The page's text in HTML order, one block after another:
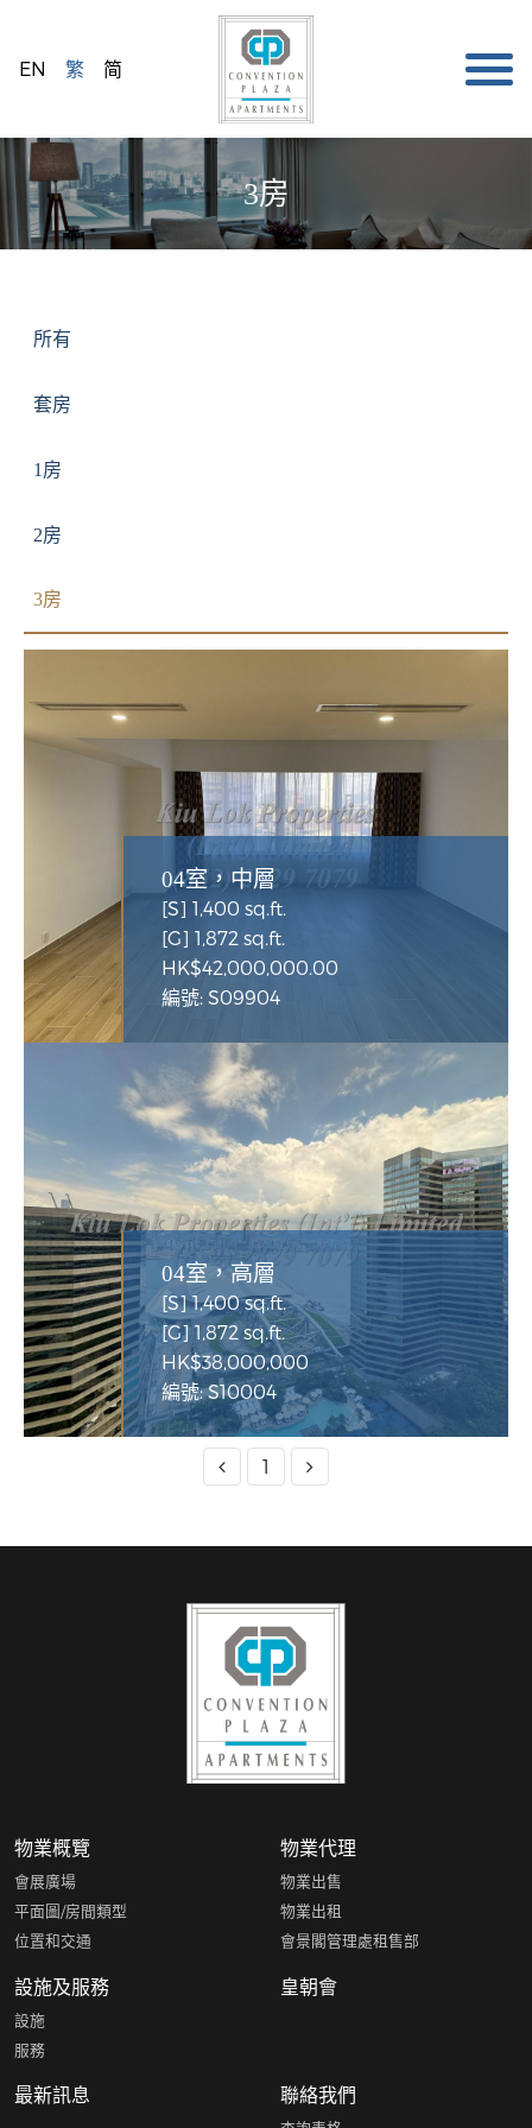
EN 繁 简
3房
所有
套房
1房
2房
3房
04室，中層
[S] 1,400 sq.ft.
[G] 1,872 sq.ft.
HK$42,000,000.00
編號: S09904
04室，高層
[S] 1,400 sq.ft.
[G] 1,872 sq.ft.
HK$38,000,000
編號: S10004
1
物業概覽
會展廣場
平面圖/房間類型
位置和交通
物業代理
物業出售
物業出租
會景閣管理處租售部
設施及服務
設施
服務
皇朝會
最新訊息 聯絡我們